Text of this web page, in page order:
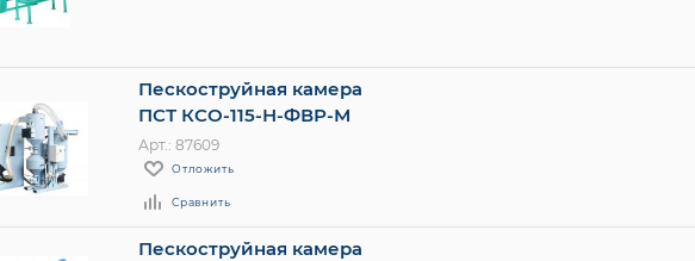
Пескоструйная камера
ПСТ КСО-115-Н-ФВР-М
Арт.: 87609
Отложить
Сравнить
Пескоструйная камера